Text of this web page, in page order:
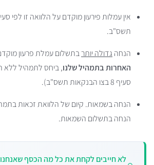
תשס"ב.
הנחה גדולה יותרבתשלום עמלת פרעון
האחרות בתמהיל שלנו, ביחס לתמהיל ללא
סעיף 8 בצו הבנקאות תשס"ב).
הנחה בשמאות. קיום של הלוואת זכאות
הנחה בתשלום השמאות.
לא חייבים לקחת את כל מה הכסף שאנחנו